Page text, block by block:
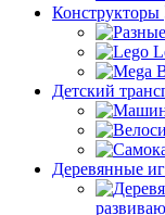
Конструкторы
Детский
Деревянные